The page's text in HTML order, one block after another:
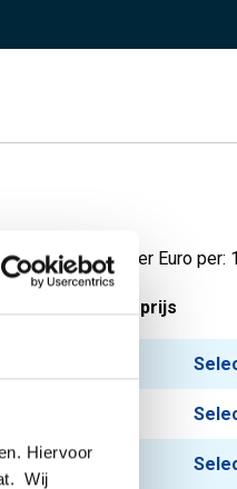
Hiervoor
Wij
Prijzen per Euro per:
Bruto prijs